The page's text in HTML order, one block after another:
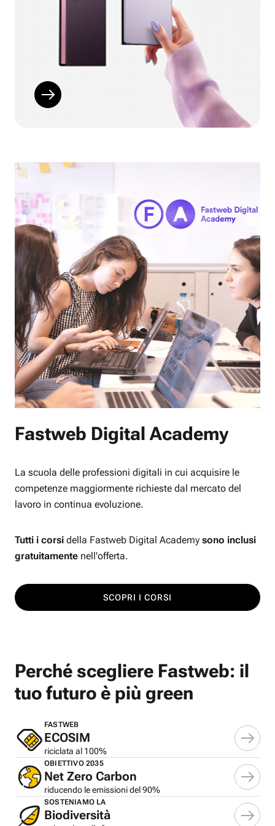
Fastweb Digital Academy
La scuola delle professioni digitali in cui acquisire le
competenze maggiormente richieste dal mercato del
lavoro in continua evoluzione.
Tutti i corsi della Fastweb Digital Academy sono inclusi
gratuitamente nell'offerta.
SCOPRI I CORSI
Perché scegliere Fastweb: il
tuo futuro è più green
FASTWEB
ECOSIM
riciclata al 100%
OBIETTIVO 2035
Net Zero Carbon
riducendo le emissioni del 90%
SOSTENIAMO LA
Biodiversità